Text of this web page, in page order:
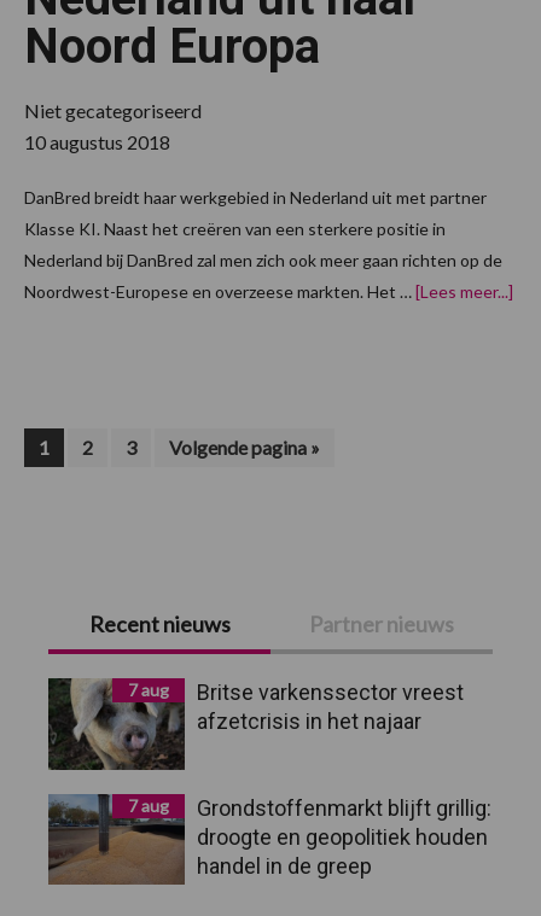
Noord Europa
Niet gecategoriseerd
10 augustus 2018
DanBred breidt haar werkgebied in Nederland uit met partner
Klasse KI. Naast het creëren van een sterkere positie in
Nederland bij DanBred zal men zich ook meer gaan richten op de
Noordwest-Europese en overzeese markten. Het …[Lees meer...]
Pagina
1 Pagina
2 Pagina
3
Ga
naar
Volgende pagina »
Primaire
Sidebar
Recent nieuws Partner nieuws
7 aug
Britse varkenssector vreest
afzetcrisis in het najaar
7 aug
Grondstoffenmarkt blijft grillig:
droogte en geopolitiek houden
handel in de greep